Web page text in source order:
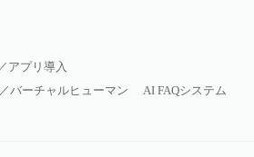
アプリ導入
バーチャルヒューマン
AI FAQシステム